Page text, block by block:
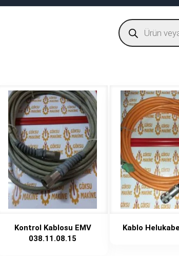
Products
search
Kontrol Kablosu EMV
038.11.08.15
Kablo